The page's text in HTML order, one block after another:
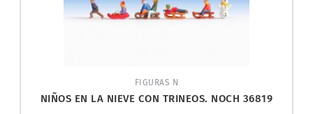
FIGURAS N
NIÑOS EN LA NIEVE CON TRINEOS. NOCH 36819